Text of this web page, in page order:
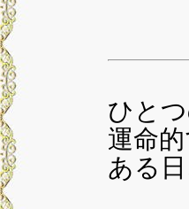
ひと
運命的
ある